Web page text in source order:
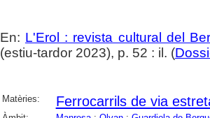
En: L'Erol : revista cultural del
(estiu-tardor 2023), p. 52 : il. (
Matèries: Ferrocarrils de via